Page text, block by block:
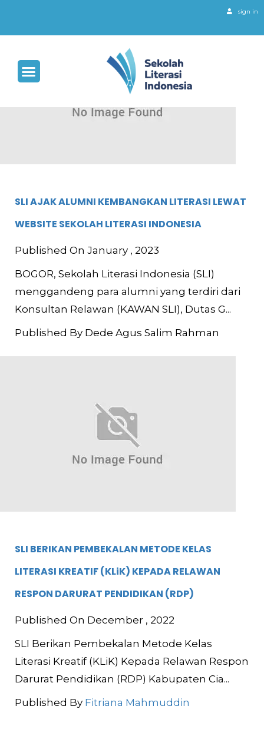
sign in
SLI AJAK ALUMNI KEMBANGKAN LITERASI LEWAT
WEBSITE SEKOLAH LITERASI INDONESIA
Published On January , 2023
BOGOR, Sekolah Literasi Indonesia (SLI)
menggandeng para alumni yang terdiri dari
Konsultan Relawan (KAWAN SLI), Dutas G...
Published By Dede Agus Salim Rahman
SLI BERIKAN PEMBEKALAN METODE KELAS
LITERASI KREATIF (KLiK) KEPADA RELAWAN
RESPON DARURAT PENDIDIKAN (RDP)
Published On December , 2022
SLI Berikan Pembekalan Metode Kelas
Literasi Kreatif (KLiK) Kepada Relawan Respon
Darurat Pendidikan (RDP) Kabupaten Cia...
Published By Fitriana Mahmuddin